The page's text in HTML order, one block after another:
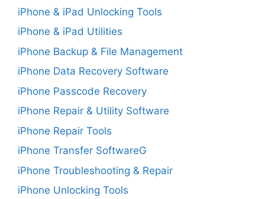
iPhone & iPad Unlocking Tools
iPhone & iPad Utilities
iPhone Backup & File Management
iPhone Data Recovery Software
iPhone Passcode Recovery
iPhone Repair & Utility Software
iPhone Repair Tools
iPhone Transfer SoftwareG
iPhone Troubleshooting & Repair
iPhone Unlocking Tools